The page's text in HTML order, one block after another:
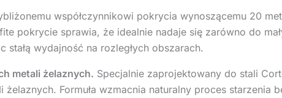
współczynnikowi pokrycia wynoszącemu 20
pokrycie sprawia, że idealnie nadaje się zarówno do
wydajność na rozległych obszarach.
metali żelaznych. Specjalnie zaprojektowany do stali
Formuła wzmacnia naturalny proces starzenia